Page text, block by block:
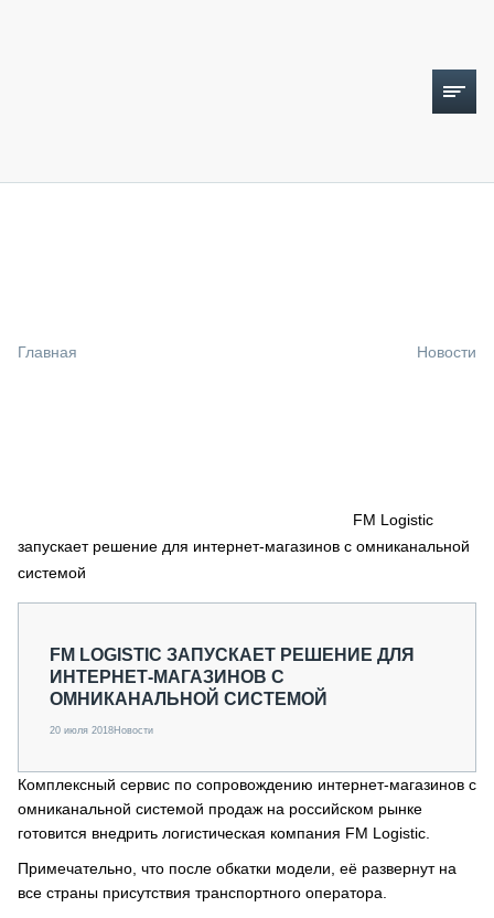
СПЕЦПРОЕКТЫ
МЕРОПРИЯТИЯ
СТАТЬИ ПО КАТЕГОРИЯМ ТЕХНИКИ
Главная Новости
FM Logistic
запускает решение для интернет-магазинов с омниканальной
системой
FM LOGISTIC ЗАПУСКАЕТ РЕШЕНИЕ ДЛЯ
ИНТЕРНЕТ-МАГАЗИНОВ С
ОМНИКАНАЛЬНОЙ СИСТЕМОЙ
20 июля 2018Новости
Комплексный сервис по сопровождению интернет-магазинов с
омниканальной системой продаж на российском рынке
готовится внедрить логистическая компания FM Logistic.
Примечательно, что после обкатки модели, её развернут на
все страны присутствия транспортного оператора.